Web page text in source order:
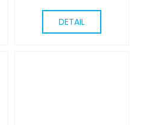
DETAIL